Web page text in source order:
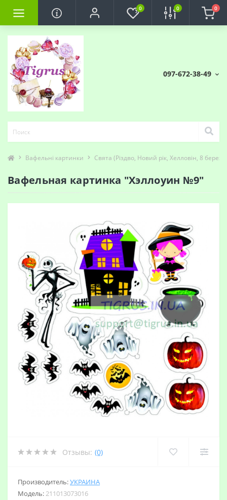
0 0 0
097-672-38-49
Вафельні картинки Свята (Різдво, Новий рік, Хелловін, 8
Вафельная картинка "Хэллоуин №9"
Отзывы: (0)
Производитель:УКРАИНА
Модель:211013073016